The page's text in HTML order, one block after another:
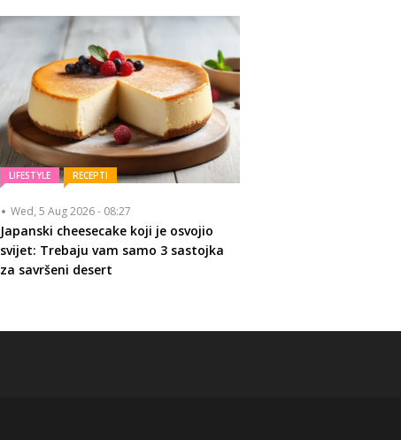
LIFESTYLE RECEPTI
Wed, 5 Aug 2026 - 08:27
Japanski cheesecake koji je osvojio
svijet: Trebaju vam samo 3 sastojka
za savršeni desert